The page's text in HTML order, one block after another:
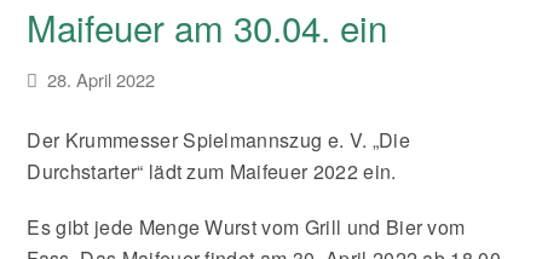
Maifeuer am 30.04. ein
28. April 2022
Der Krummesser Spielmannszug e. V. „Die
Durchstarter“ lädt zum Maifeuer 2022 ein.
Es gibt jede Menge Wurst vom Grill und Bier vom